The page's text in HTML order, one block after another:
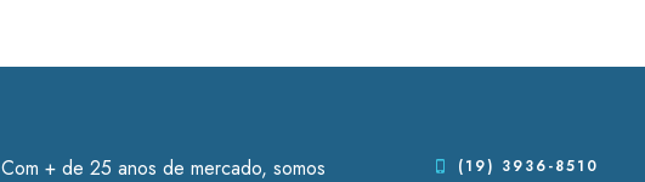
Com + de 25 anos de mercado, somos (19) 3936-8510